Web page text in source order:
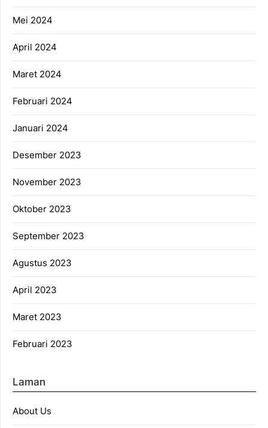
Mei 2024
April 2024
Maret 2024
Februari 2024
Januari 2024
Desember 2023
November 2023
Oktober 2023
September 2023
Agustus 2023
April 2023
Maret 2023
Februari 2023
Laman
About Us